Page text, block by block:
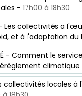
-
17h00 à 18h30
- Les collectivités à
et à l'adaptation du
- Comment le
climatique
collectivités locales